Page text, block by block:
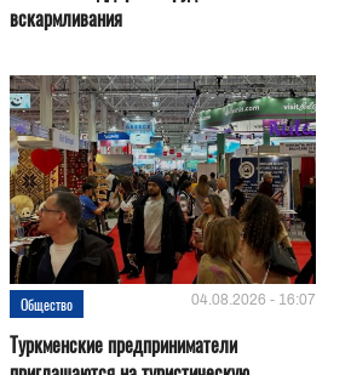
вскармливания
Общество 04.08.2026 - 16:07
Туркменские предприниматели